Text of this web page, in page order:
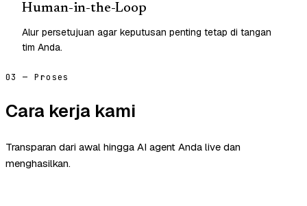
Human-in-the-Loop
Alur persetujuan agar keputusan penting tetap di tangan
tim Anda.
03 — Proses
Cara kerja kami
Transparan dari awal hingga AI agent Anda live dan
menghasilkan.